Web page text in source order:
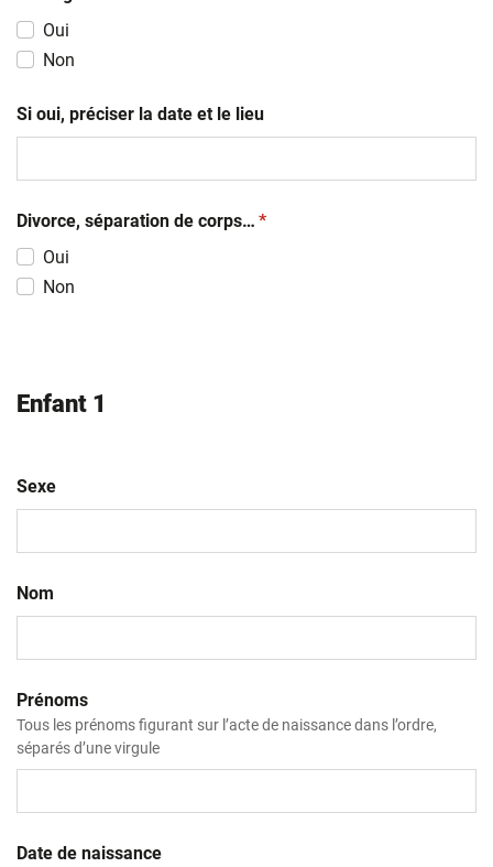
Oui
Non
Si oui, préciser la date et le lieu
Divorce, séparation de corps… (obligatoire)
*
Oui
Non
Enfant 1
Sexe
Nom
Prénoms
Tous les prénoms figurant sur l’acte de naissance dans l’ordre,
séparés d’une virgule
Date de naissance